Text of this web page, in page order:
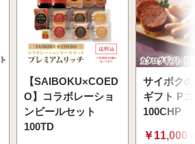
【SAIBOKU×COED
O】コラボレーショ
ンビールセット
100TD
サイボク
ギフト P
100CHP
￥11,000